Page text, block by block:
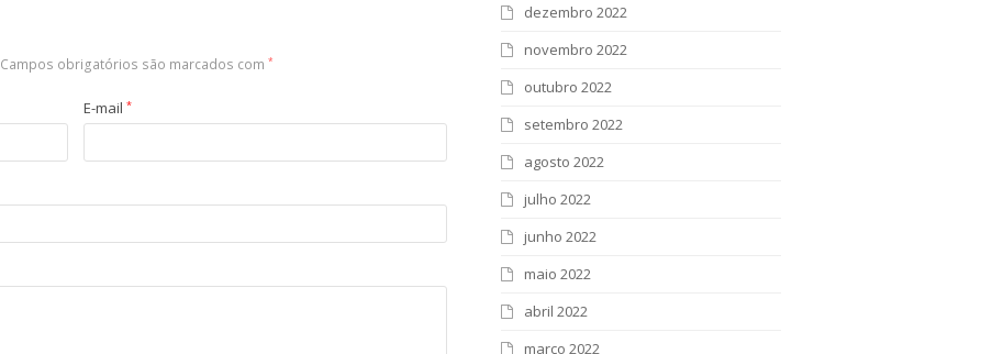
Campos obrigatórios são marcados com *
E-mail *
dezembro 2022
novembro 2022
outubro 2022
setembro 2022
agosto 2022
julho 2022
junho 2022
maio 2022
abril 2022
março 2022